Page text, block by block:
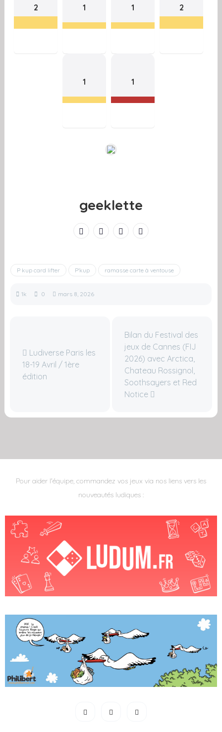
2 1 1 2
1 1
geeklette
P kup card lifter P'kup ramasse carte à ventouse
1k 0 mars 8, 2026
Ludiverse Paris les
18-19 Avril / 1ère
édition
Bilan du Festival des
jeux de Cannes (FIJ
2026) avec Arctica,
Chateau Rossignol,
Soothsayers et Red
Notice
Pour aider l'équipe, commandez vos jeux via nos liens vers les
nouveautés ludiques :